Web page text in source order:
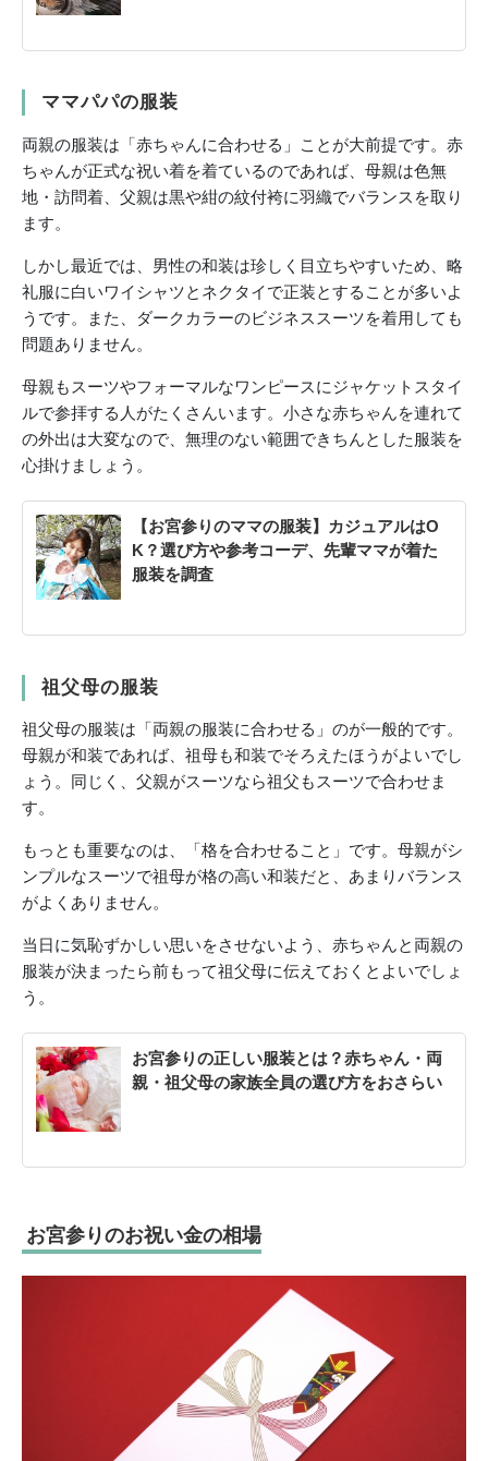
ママパパの服装
両親の服装は「赤ちゃんに合わせる」ことが大前提です。赤
ちゃんが正式な祝い着を着ているのであれば、母親は色無
地・訪問着、父親は黒や紺の紋付袴に羽織でバランスを取り
ます。
しかし最近では、男性の和装は珍しく目立ちやすいため、略
礼服に白いワイシャツとネクタイで正装とすることが多いよ
うです。また、ダークカラーのビジネススーツを着用しても
問題ありません。
母親もスーツやフォーマルなワンピースにジャケットスタイ
ルで参拝する人がたくさんいます。小さな赤ちゃんを連れて
の外出は大変なので、無理のない範囲できちんとした服装を
心掛けましょう。
【お宮参りのママの服装】カジュアルはO
K？選び方や参考コーデ、先輩ママが着た
服装を調査
祖父母の服装
祖父母の服装は「両親の服装に合わせる」のが一般的です。
母親が和装であれば、祖母も和装でそろえたほうがよいでし
ょう。同じく、父親がスーツなら祖父もスーツで合わせま
す。
もっとも重要なのは、「格を合わせること」です。母親がシ
ンプルなスーツで祖母が格の高い和装だと、あまりバランス
がよくありません。
当日に気恥ずかしい思いをさせないよう、赤ちゃんと両親の
服装が決まったら前もって祖父母に伝えておくとよいでしょ
う。
お宮参りの正しい服装とは？赤ちゃん・両
親・祖父母の家族全員の選び方をおさらい
お宮参りのお祝い金の相場